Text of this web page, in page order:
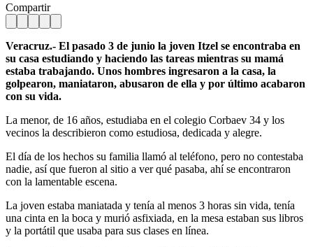
Compartir
Veracruz.- El pasado 3 de junio la joven Itzel se encontraba en
su casa estudiando y haciendo las tareas mientras su mamá
estaba trabajando. Unos hombres ingresaron a la casa, la
golpearon, maniataron, abusaron de ella y por último acabaron
con su vida.
La menor, de 16 años, estudiaba en el colegio Corbaev 34 y los
vecinos la describieron como estudiosa, dedicada y alegre.
El día de los hechos su familia llamó al teléfono, pero no contestaba
nadie, así que fueron al sitio a ver qué pasaba, ahí se encontraron
con la lamentable escena.
La joven estaba maniatada y tenía al menos 3 horas sin vida, tenía
una cinta en la boca y murió asfixiada, en la mesa estaban sus libros
y la portátil que usaba para sus clases en línea.